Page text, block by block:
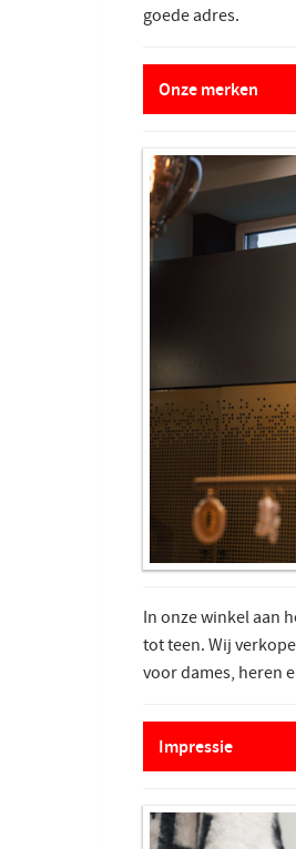
goede adres.
Onze merken
In onze winkel aan
tot teen. Wij
voor dames, heren
Impressie